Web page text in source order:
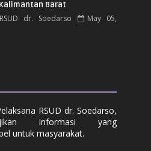
Kalimantan Barat
dr. Soedarso
May 05,
RSUD dr. Soedarso,
informasi yang
untuk masyarakat.